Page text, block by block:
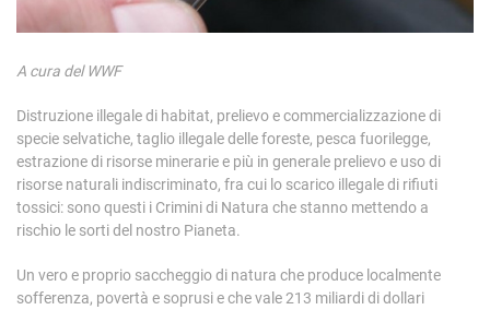
A cura del WWF
Distruzione illegale di habitat, prelievo e commercializzazione di
specie selvatiche, taglio illegale delle foreste, pesca fuorilegge,
estrazione di risorse minerarie e più in generale prelievo e uso di
risorse naturali indiscriminato, fra cui lo scarico illegale di rifiuti
tossici: sono questi i Crimini di Natura che stanno mettendo a
rischio le sorti del nostro Pianeta.
Un vero e proprio saccheggio di natura che produce localmente
sofferenza, povertà e soprusi e che vale 213 miliardi di dollari